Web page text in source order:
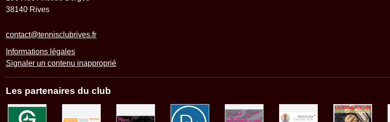
38140 Rives
contact@tennisclubrives.fr
Informations légales
Signaler un contenu inapproprié
Les partenaires du club